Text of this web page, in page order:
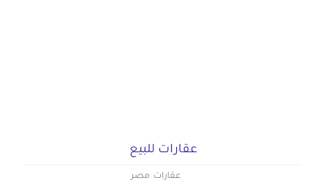
عقارات للبيع
عقارات مصر